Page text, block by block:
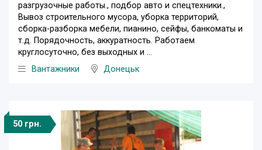
разгрузочные работы., подбор авто и спецтехники.,
Вывоз строительного мусора, уборка территорий,
сборка-разборка мебели, пианино, сейфы, банкоматы и
т.д. Порядочность, аккуратность. Работаем
круглосуточно, без выходных и ...
Вантажники
Донецьк
50 грн.